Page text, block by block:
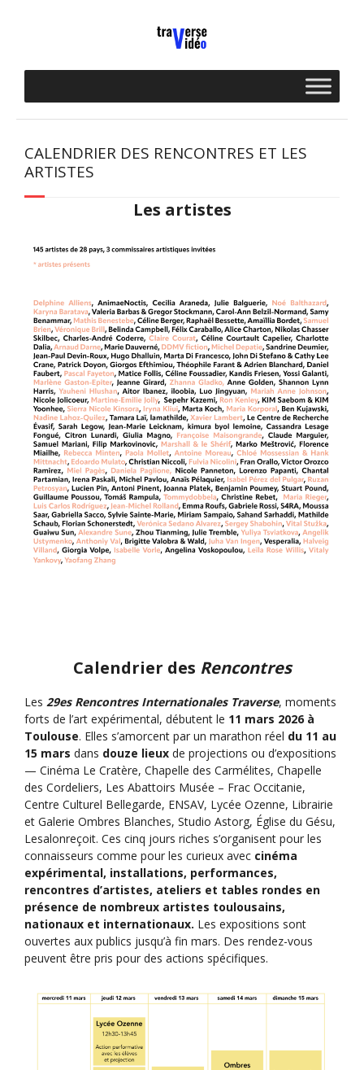
CALENDRIER DES RENCONTRES ET LES
ARTISTES
Les artistes
Calendrier des Rencontres
Les 29es Rencontres Internationales Traverse, moments
forts de l’art expérimental, débutent le 11 mars 2026 à
Toulouse. Elles s’amorcent par un marathon réel du 11 au
15 mars dans douze lieux de projections ou d’expositions
— Cinéma Le Cratère, Chapelle des Carmélites, Chapelle
des Cordeliers, Les Abattoirs Musée – Frac Occitanie,
Centre Culturel Bellegarde, ENSAV, Lycée Ozenne, Librairie
et Galerie Ombres Blanches, Studio Astorg, Église du Gésu,
Lesalonreçoit. Ces cinq jours riches s’organisent pour les
connaisseurs comme pour les curieux avec cinéma
expérimental, installations, performances,
rencontres d’artistes, ateliers et tables rondes en
présence de nombreux artistes toulousains,
nationaux et internationaux. Les expositions sont
ouvertes aux publics jusqu’à fin mars. Des rendez-vous
peuvent être pris pour des actions spécifiques.